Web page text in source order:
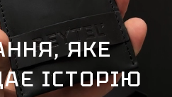
ЯКЕ
ІСТОРІЮ